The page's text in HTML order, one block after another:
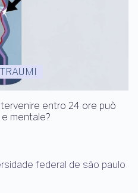
TRAUMI
entro 24 ore può
mentale?
federal de são paulo